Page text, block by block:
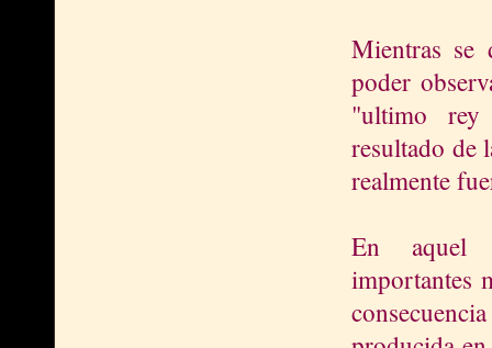
Mientras se
poder
"ultimo rey
resultado de
realmente
En aquel
importantes